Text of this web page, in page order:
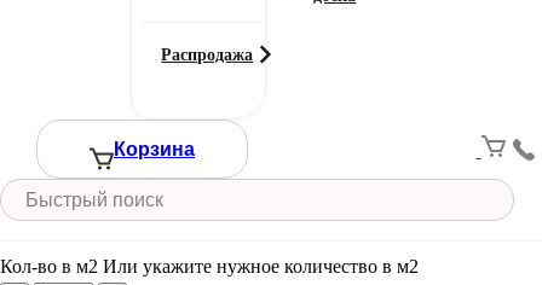
Распродажа
Корзина
Длина (м)
Кол-во в м2 Или укажите нужное количество в м2